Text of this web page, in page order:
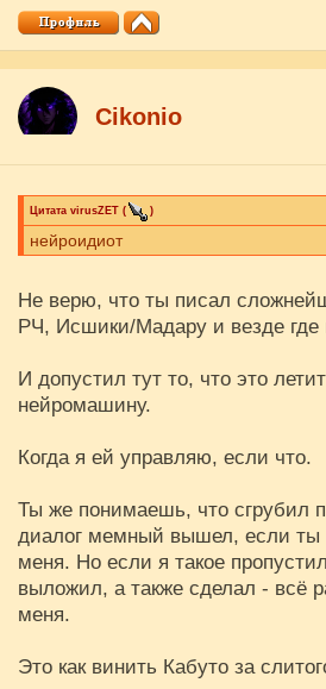
Cikоnio
Цитата virusZET ( )
нейроидиот
Не верю, что ты писал
РЧ, Исшики/Мадару и везде где
И допустил тут то, что это
нейромашину.
Когда я ей управляю, если что.
Ты же понимаешь, что сгрубил
диалог мемный вышел, если ты
меня. Но если я такое
выложил, а также сделал - всё
меня.
Это как винить Кабуто за